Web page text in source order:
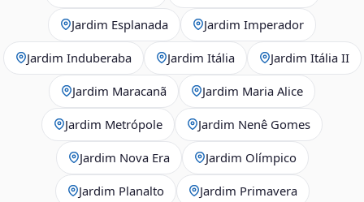
Jardim Esplanada Jardim Imperador
Jardim Induberaba Jardim Itália Jardim Itália II
Jardim Maracanã Jardim Maria Alice
Jardim Metrópole Jardim Nenê Gomes
Jardim Nova Era Jardim Olímpico
Jardim Planalto Jardim Primavera